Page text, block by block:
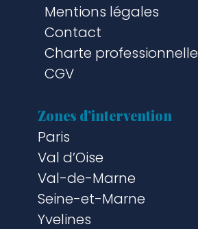
Mentions légales
Contact
Charte professionnelle
CGV
Zones d’intervention
Paris
Val d’Oise
Val-de-Marne
Seine-et-Marne
Yvelines